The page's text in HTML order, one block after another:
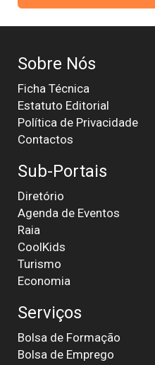
Sobre Nós
Ficha Técnica
Estatuto Editorial
Política de Privacidade
Contactos
Sub-Portais
Diretório
Agenda de Eventos
Raia
CoolKids
Turismo
Economia
Serviços
Bolsa de Formação
Bolsa de Emprego